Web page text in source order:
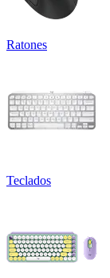
Ratones
Teclados